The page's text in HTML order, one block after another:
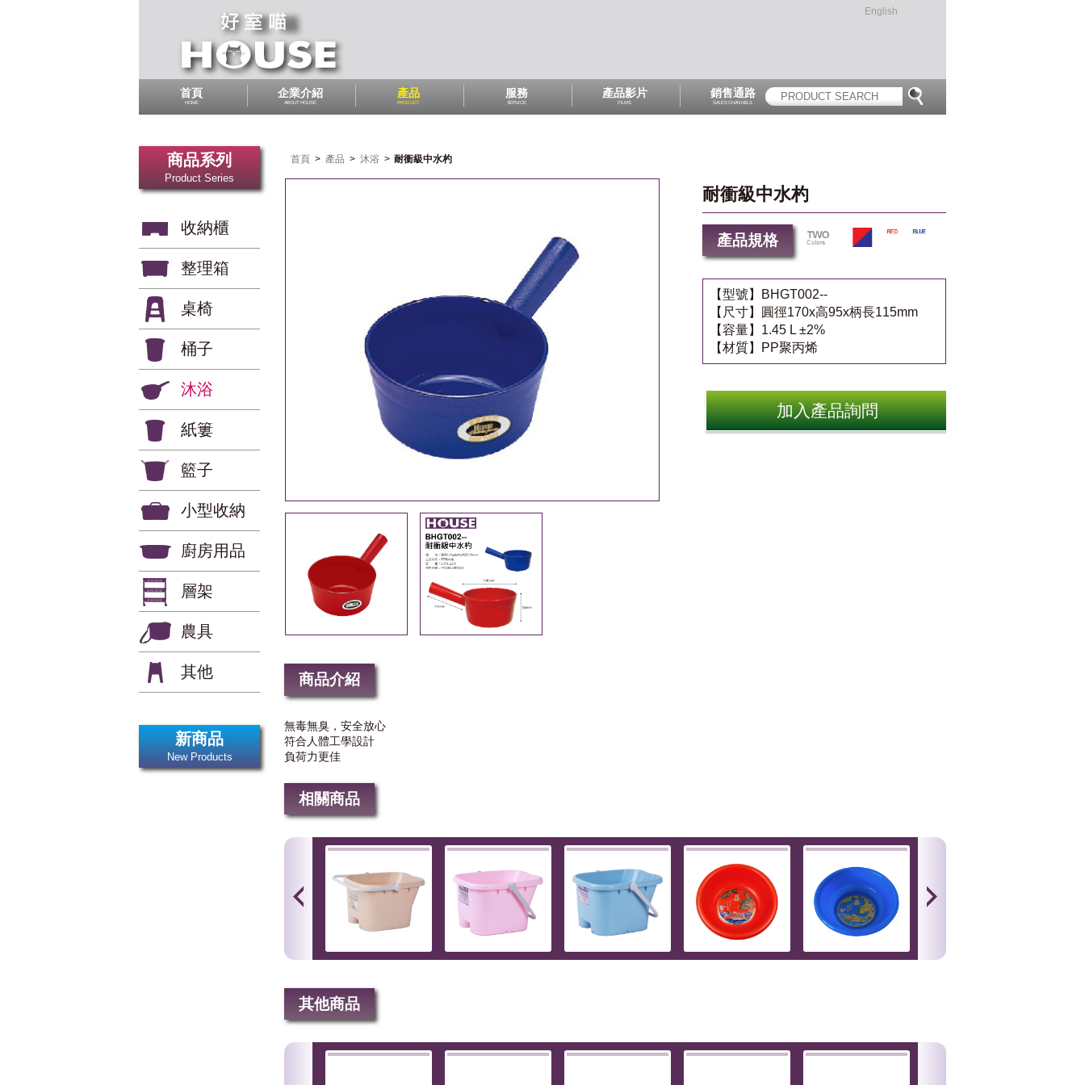
English
首頁
HOME
企業介紹
ABOUT HOUSE
產品
PRODUCT
服務
SERVICE
產品影片
FILMS
銷售通路
SALES CHANNELS
商品系列
Product Series
收納櫃
整理箱
桌椅
桶子
沐浴
紙簍
籃子
小型收納
廚房用品
層架
農具
其他
新商品
New Products
首頁 > 產品 > 沐浴 > 耐衝級中水杓
耐衝級中水杓
產品規格
【型號】BHGT002--
【尺寸】圓徑170x高95x柄長115mm
【容量】1.45 L ±2%
【材質】PP聚丙烯
加入產品詢問
商品介紹
無毒無臭，安全放心
符合人體工學設計
負荷力更佳
相關商品
其他商品